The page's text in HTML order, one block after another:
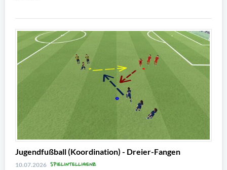
Jugendfußball (Koordination) - Dreier-Fangen
10.07.2026 SPIELINTELLIGENZ